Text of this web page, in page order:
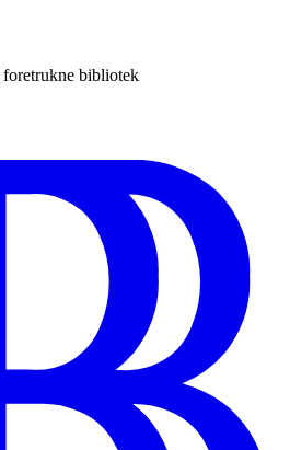
bibliotek